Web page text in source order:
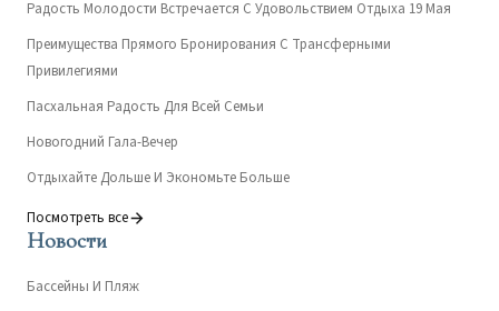
Радость Молодости Встречается С Удовольствием Отдыха 19 Мая
Преимущества Прямого Бронирования С Трансферными
Привилегиями
Пасхальная Радость Для Всей Семьи
Новогодний Гала-Вечер
Отдыхайте Дольше И Экономьте Больше
Посмотреть все
Новости
Бассейны И Пляж